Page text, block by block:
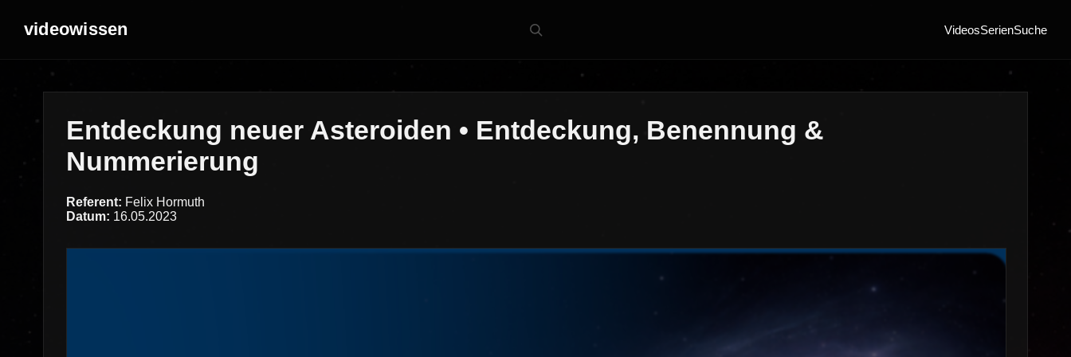
videowissen VideosSerienSuche
Entdeckung neuer Asteroiden • Entdeckung, Benennung &
Nummerierung
Referent: Felix Hormuth
Datum: 16.05.2023